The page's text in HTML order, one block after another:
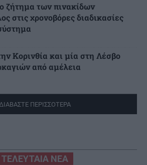
ζήτημα των πινακίδων
στις χρονοβόρες διαδικασίες
Κορινθία και μία στη Λέσβο
από αμέλεια
ΔΙΑΒΑΣΤΕ ΠΕΡΙΣΣΟΤΕΡΑ